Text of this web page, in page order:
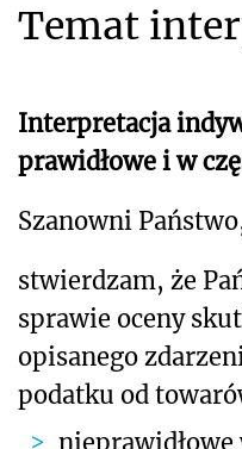
Temat
Interpretacja
prawidłowe i w
Szanowni
stwierdzam, że
sprawie oceny
opisanego
podatku od
nieprawidłowe